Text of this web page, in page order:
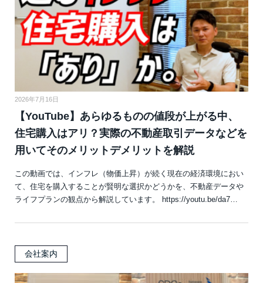
2026年7月16日
【YouTube】あらゆるものの値段が上がる中、
住宅購入はアリ？実際の不動産取引データなどを
用いてそのメリットデメリットを解説
この動画では、インフレ（物価上昇）が続く現在の経済環境におい
て、住宅を購入することが賢明な選択かどうかを、不動産データや
ライフプランの観点から解説しています。 https://youtu.be/da7…
会社案内